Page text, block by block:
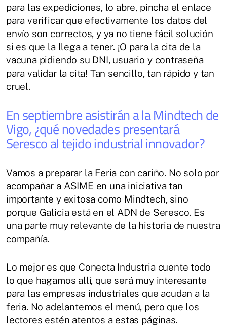
para las expediciones, lo abre, pincha el enlace
para verificar que efectivamente los datos del
envío son correctos, y ya no tiene fácil solución
si es que la llega a tener. ¡O para la cita de la
vacuna pidiendo su DNI, usuario y contraseña
para validar la cita! Tan sencillo, tan rápido y tan
cruel.
En septiembre asistirán a la Mindtech de
Vigo, ¿qué novedades presentará
Seresco al tejido industrial innovador?
Vamos a preparar la Feria con cariño. No solo por
acompañar a ASIME en una iniciativa tan
importante y exitosa como Mindtech, sino
porque Galicia está en el ADN de Seresco. Es
una parte muy relevante de la historia de nuestra
compañía.
Lo mejor es que Conecta Industria cuente todo
lo que hagamos allí, que será muy interesante
para las empresas industriales que acudan a la
feria. No adelantemos el menú, pero que los
lectores estén atentos a estas páginas.